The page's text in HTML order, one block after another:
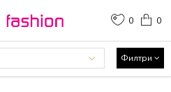
0
0
Филтри